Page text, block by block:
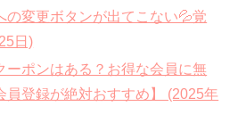
の変更ボタンが出てこない💦覚
日)
ーポンはある？お得な会員に無
員登録が絶対おすすめ】 (2025年